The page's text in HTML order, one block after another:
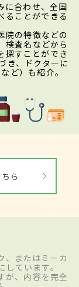
に合わせ、全国
ることができる
院の特徴などの
検査名などから
探すことができ
き、ドクターに
ど）も紹介。
ら
、またはミーカ
ています。
が、内容を完全